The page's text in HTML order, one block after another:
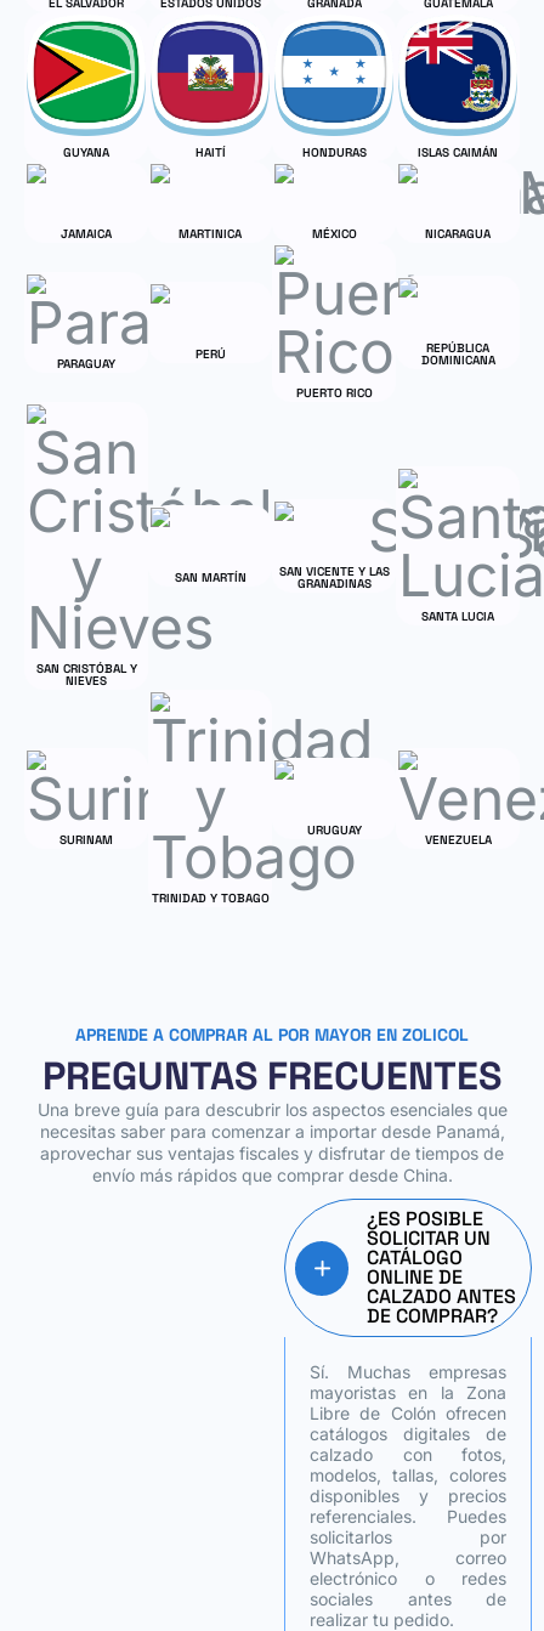
GUYANA HAITÍ HONDURAS ISLAS CAIMÁN
JAMAICA MARTINICA MÉXICO NICARAGUA
PARAGUAY
PERÚ
PUERTO RICO
REPÚBLICA
DOMINICANA
SAN CRISTÓBAL Y
NIEVES
SAN MARTÍN SAN VICENTE Y LAS
GRANADINAS
SANTA LUCIA
SURINAM
TRINIDAD Y TOBAGO
URUGUAY
VENEZUELA
APRENDE A COMPRAR AL POR MAYOR EN ZOLICOL
PREGUNTAS FRECUENTES
Una breve guía para descubrir los aspectos esenciales que
necesitas saber para comenzar a importar desde Panamá,
aprovechar sus ventajas fiscales y disfrutar de tiempos de
envío más rápidos que comprar desde China.
¿ES POSIBLE
SOLICITAR UN
CATÁLOGO
ONLINE DE
CALZADO ANTES
DE COMPRAR?
Sí. Muchas empresas
mayoristas en la Zona
Libre de Colón ofrecen
catálogos digitales de
calzado con fotos,
modelos, tallas, colores
disponibles y precios
referenciales. Puedes
solicitarlos por
WhatsApp, correo
electrónico o redes
sociales antes de
realizar tu pedido.